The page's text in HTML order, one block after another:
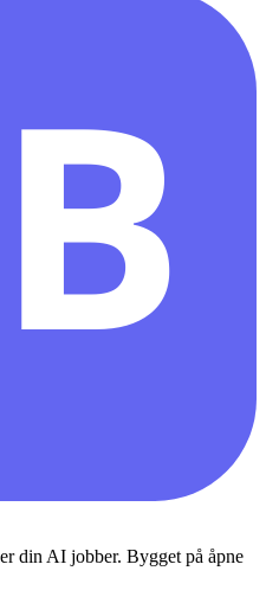
din AI jobber. Bygget på åpne